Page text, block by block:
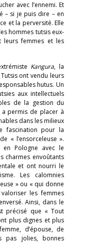
avec l’ennemi. Et
– si je puis dire – en
et la perversité. Elle
hommes tutsis eux-
leurs femmes et les
Kangura, la
ont vendu leurs
hutus. Un
aux intellectuels
de la gestion du
permis de placer à
dans les milieux
fascination pour la
« l’ensorceleuse ».
en Pologne avec le
charmes envoûtants
et ont nourri le
Les calomnies
» ou « qui donne
les femmes
Ainsi, dans le
précisé que « Tout
plus dignes et plus
d’épouse, de
pas jolies, bonnes